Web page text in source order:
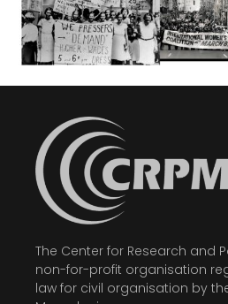
The Center for Research and
non-for-profit organisation
law for civil organisation by